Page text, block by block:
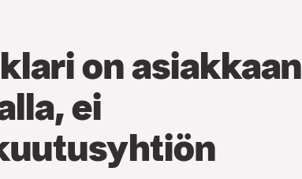
on asiakkaan
ei